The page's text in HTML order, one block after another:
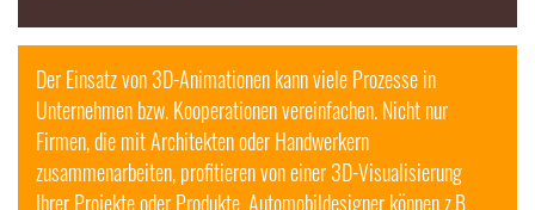
Der Einsatz von 3D-Animationenkann viele Prozesse in
Unternehmen bzw. Kooperationen vereinfachen. Nicht nur
Firmen, die mit Architekten oder Handwerkern
zusammenarbeiten, profitieren von einer3D-Visualisierung
Ihrer Projekte oder Produkte. Automobildesigner können z.B.